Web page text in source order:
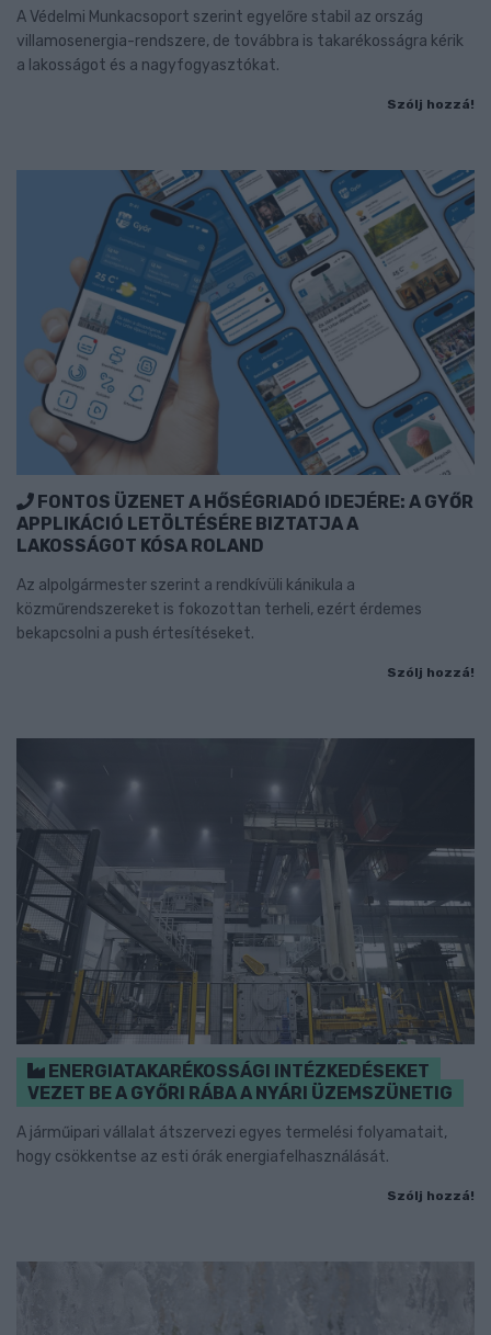
A Védelmi Munkacsoport szerint egyelőre stabil az ország
villamosenergia-rendszere, de továbbra is takarékosságra kérik
a lakosságot és a nagyfogyasztókat.
Szólj hozzá!
FONTOS ÜZENET A HŐSÉGRIADÓ IDEJÉRE: A GYŐR
APPLIKÁCIÓ LETÖLTÉSÉRE BIZTATJA A
LAKOSSÁGOT KÓSA ROLAND
Az alpolgármester szerint a rendkívüli kánikula a
közműrendszereket is fokozottan terheli, ezért érdemes
bekapcsolni a push értesítéseket.
Szólj hozzá!
ENERGIATAKARÉKOSSÁGI INTÉZKEDÉSEKET
VEZET BE A GYŐRI RÁBA A NYÁRI ÜZEMSZÜNETIG
A járműipari vállalat átszervezi egyes termelési folyamatait,
hogy csökkentse az esti órák energiafelhasználását.
Szólj hozzá!